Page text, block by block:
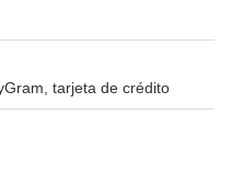
tarjeta de crédito